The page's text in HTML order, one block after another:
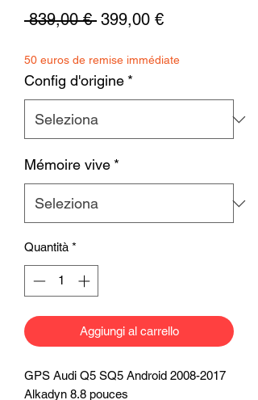
839,00 € Prezzo
399,00 €Prezzo
50 euros de remise immédiate
Config d'origine *
Mémoire vive *
Quantità *
Aggiungi al carrello
GPS Audi Q5 SQ5 Android 2008-2017
Alkadyn 8.8 pouces